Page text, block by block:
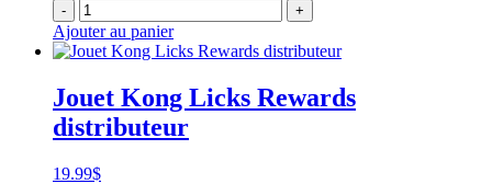
- +
Ajouter au panier
Jouet Kong Licks Rewards
distributeur
19.99$